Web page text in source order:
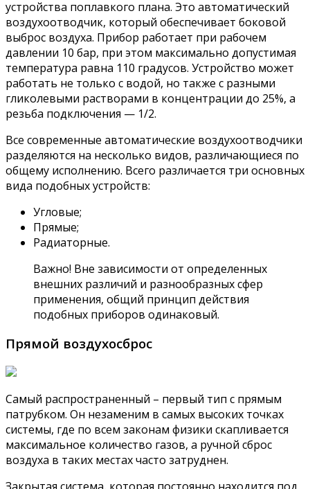
устройства поплавкого плана. Это автоматический
воздухоотводчик, который обеспечивает боковой
выброс воздуха. Прибор работает при рабочем
давлении 10 бар, при этом максимально допустимая
температура равна 110 градусов. Устройство может
работать не только с водой, но также с разными
гликолевыми растворами в концентрации до 25%, а
резьба подключения — 1/2.
Все современные автоматические воздухоотводчики
разделяются на несколько видов, различающиеся по
общему исполнению. Всего различается три основных
вида подобных устройств:
Угловые;
Прямые;
Радиаторные.
Важно! Вне зависимости от определенных
внешних различий и разнообразных сфер
применения, общий принцип действия
подобных приборов одинаковый.
Прямой воздухосброс
Самый распространенный – первый тип с прямым
патрубком. Он незаменим в самых высоких точках
системы, где по всем законам физики скапливается
максимальное количество газов, а ручной сброс
воздуха в таких местах часто затруднен.